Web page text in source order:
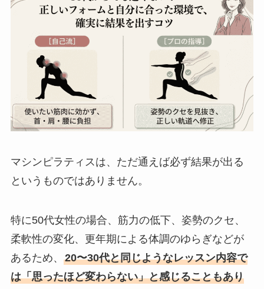
マシンピラティスは、ただ通えば必ず結果が出る
というものではありません。
特に50代女性の場合、筋力の低下、姿勢のクセ、
柔軟性の変化、更年期による体調のゆらぎなどが
あるため、 20〜30代と同じようなレッスン内容で
は「思ったほど変わらない」と感じることもあり